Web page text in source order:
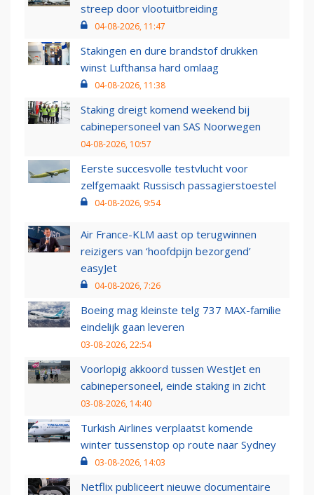
streep door vlootuitbreiding
04-08-2026, 11:47
Stakingen en dure brandstof drukken
winst Lufthansa hard omlaag
04-08-2026, 11:38
Staking dreigt komend weekend bij
cabinepersoneel van SAS Noorwegen
04-08-2026, 10:57
Eerste succesvolle testvlucht voor
zelfgemaakt Russisch passagierstoestel
04-08-2026, 9:54
Air France-KLM aast op terugwinnen
reizigers van ‘hoofdpijn bezorgend’
easyJet
04-08-2026, 7:26
Boeing mag kleinste telg 737 MAX-familie
eindelijk gaan leveren
03-08-2026, 22:54
Voorlopig akkoord tussen WestJet en
cabinepersoneel, einde staking in zicht
03-08-2026, 14:40
Turkish Airlines verplaatst komende
winter tussenstop op route naar Sydney
03-08-2026, 14:03
Netflix publiceert nieuwe documentaire